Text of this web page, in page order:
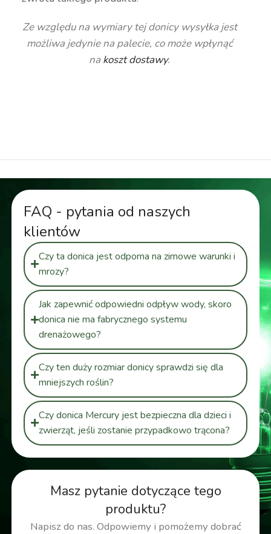
Ze względu na wymiary tej donicy wysyłka jest
możliwa jedynie na palecie, co może wpłynąć
na koszt dostawy.
Masz pytanie dotyczące tego
produktu?
Napisz do nas. Odpowiemy i pomożemy dobrać
FAQ - pytania od naszych
klientów
Czy ta donica jest odporna na zimowe warunki i
mrozy?
Jak zapewnić odpowiedni odpływ wody, skoro
donica nie ma fabrycznego systemu
drenażowego?
Czy ten duży rozmiar donicy sprawdzi się dla
mniejszych roślin?
Czy donica Mercury jest bezpieczna dla dzieci i
zwierząt, jeśli zostanie przypadkowo trącona?